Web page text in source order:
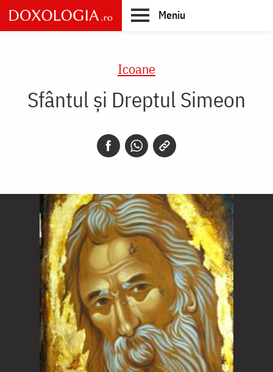
Skip
to
main
Meniu
Icoane
Sfântul și Dreptul Simeon